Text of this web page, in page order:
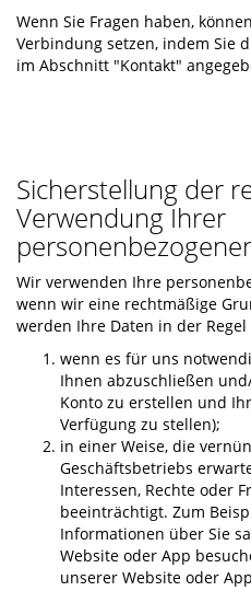
Wenn Sie Fragen haben,
Verbindung setzen, indem Sie
im Abschnitt "Kontakt"
Sicherstellung der
Verwendung Ihrer
Wir verwenden Ihre
wenn wir eine rechtmäßige
werden Ihre Daten in der
wenn es für uns
Ihnen abzuschließen
Konto zu erstellen und
Verfügung zu stellen);
in einer Weise, die
Geschäftsbetriebs
Interessen, Rechte oder
beeinträchtigt. Zum
Informationen über Sie
Website oder App
unserer Website oder